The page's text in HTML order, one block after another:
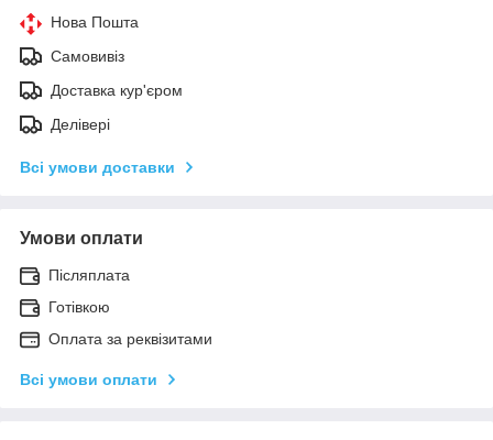
Нова Пошта
Самовивіз
Доставка кур'єром
Делівері
Всі умови доставки
Умови оплати
Післяплата
Готівкою
Оплата за реквізитами
Всі умови оплати